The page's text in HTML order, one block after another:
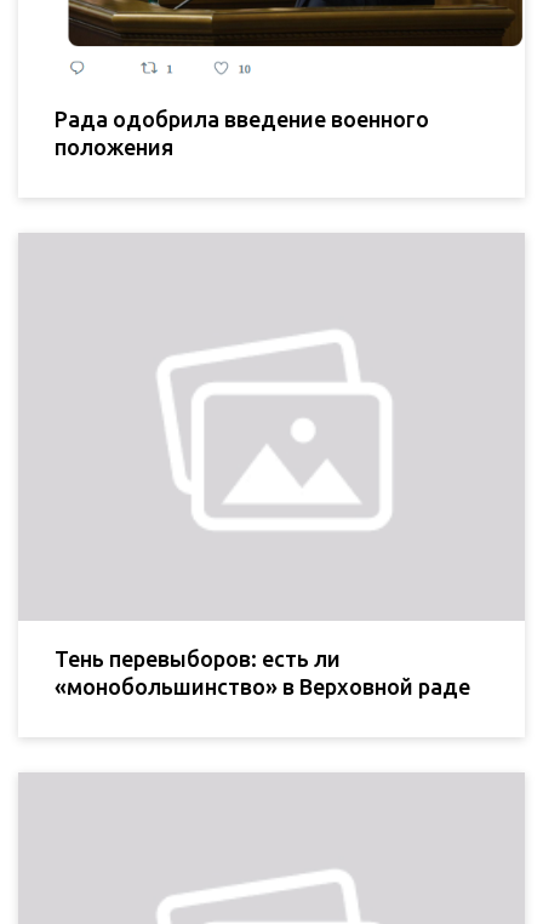
Рада одобрила введение военного
положения
Тень перевыборов: есть ли
«монобольшинство» в Верховной раде